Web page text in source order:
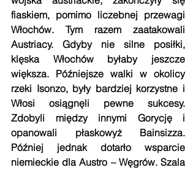
fiaskiem, pomimo liczebnej przewagi
Włochów. Tym razem zaatakowali
Austriacy. Gdyby nie silne posiłki,
klęska Włochów byłaby jeszcze
większa. Późniejsze walki w okolicy
rzeki Isonzo, były bardziej korzystne i
Włosi osiągnęli pewne sukcesy.
Zdobyli między innymi Gorycję i
opanowali płaskowyż Bainsizza.
Później jednak dotarło wsparcie
niemieckie dla Austro – Węgrów. Szala